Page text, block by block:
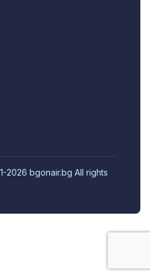
2026 bgonair.bg All rights